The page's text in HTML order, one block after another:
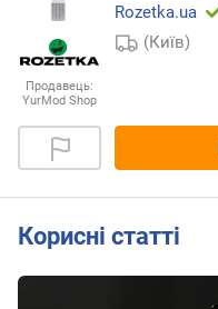
Продавець:
YurMod Shop
Rozetka.ua
(Київ)
Корисні статті